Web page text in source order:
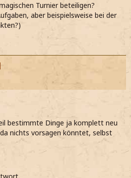
Turnier beteiligen?
aber beispielsweise bei der
bestimmte Dinge ja komplett neu
nichts vorsagen könntet, selbst